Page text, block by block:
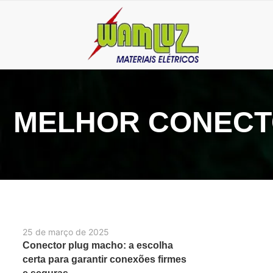
MELHOR
25 de março de 2025
Conector plug macho: a escolha
certa para garantir conexões firmes